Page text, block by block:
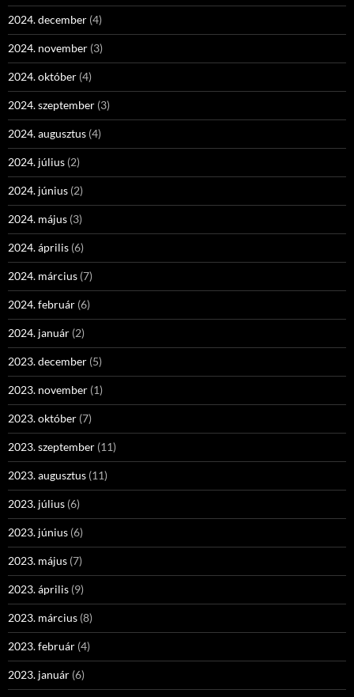
2024. december (4)
2024. november (3)
2024. október (4)
2024. szeptember (3)
2024. augusztus (4)
2024. július (2)
2024. június (2)
2024. május (3)
2024. április (6)
2024. március (7)
2024. február (6)
2024. január (2)
2023. december (5)
2023. november (1)
2023. október (7)
2023. szeptember (11)
2023. augusztus (11)
2023. július (6)
2023. június (6)
2023. május (7)
2023. április (9)
2023. március (8)
2023. február (4)
2023. január (6)